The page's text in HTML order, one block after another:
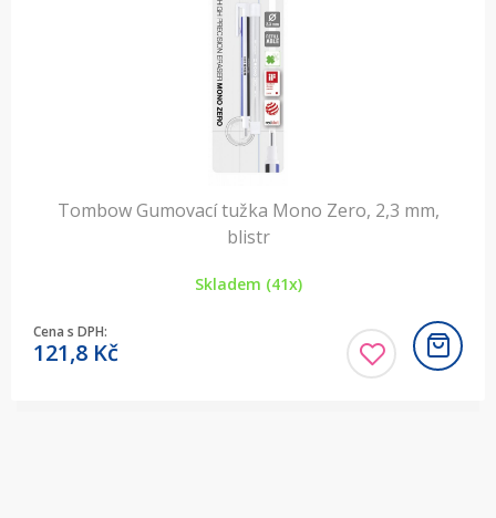
Tombow Gumovací tužka Mono Zero, 2,3 mm,
blistr
Skladem (41x)
Cena s DPH:
121,8 Kč